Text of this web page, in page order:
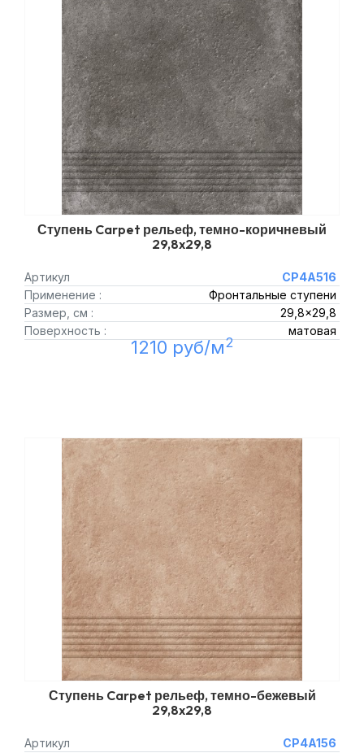
Ступень Carpet рельеф, темно-коричневый
29,8x29,8
Артикул
CP4A516
Применение :
Фронтальные ступени
Размер, см :
29,8x29,8
Поверхность :
матовая
1210 руб/м2
Ступень Carpet рельеф, темно-бежевый
29,8x29,8
Артикул
CP4A156